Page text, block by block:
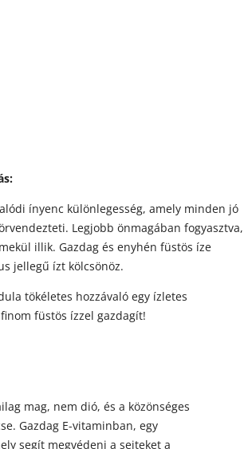
ínyenc különlegesség, amely minden jó
Legjobb önmagában fogyasztva,
illik. Gazdag és enyhén füstös íze
jellegű ízt kölcsönöz.
tökéletes hozzávaló egy ízletes
füstös ízzel gazdagít!
mag, nem dió, és a közönséges
Gazdag E-vitaminban, egy
segít megvédeni a sejteket a